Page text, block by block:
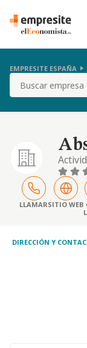
EMPRESITE ESPAÑA
Buscar
de
o
LLAMARSITIO WEB
DIRECCIÓN Y